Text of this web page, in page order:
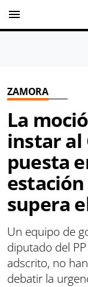
menu
ZAMORA
La
instar al
puesta
supera
Un equipo de
diputado del
adscrito, no
debatir la